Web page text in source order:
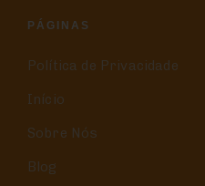
PÁGINAS
Política de Privacidade
Início
Sobre Nós
Blog